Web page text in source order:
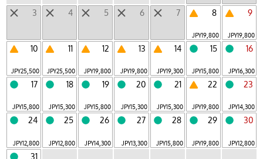
3 4 5 6 7 8
JPY19,800
9
JPY19,800
10
JPY25,500
11
JPY25,500
12
JPY19,800
13
JPY19,800
14
JPY19,300
15
JPY15,800
16
JPY16,300
17
JPY15,800
18
JPY15,300
19
JPY15,800
20
JPY15,300
21
JPY15,300
22
JPY19,800
23
JPY14,300
24
JPY12,800
25
JPY12,800
26
JPY14,300
27
JPY13,300
28
JPY15,800
29
JPY19,800
30
JPY12,800
31
北海道 | 東北 | 北陸・甲信越 | 關東 | 東海 |
搜索星野集團空房